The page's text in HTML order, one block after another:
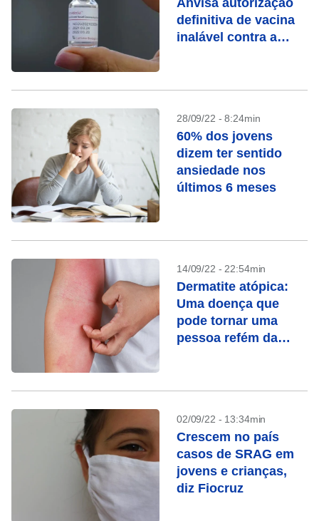
Anvisa autorização
definitiva de vacina
inalável contra a
28/09/22 - 8:24min
60% dos jovens
dizem ter sentido
ansiedade nos
últimos 6 meses
14/09/22 - 22:54min
Dermatite atópica:
Uma doença que
pode tornar uma
pessoa refém da
02/09/22 - 13:34min
Crescem no país
casos de SRAG em
jovens e crianças,
diz Fiocruz